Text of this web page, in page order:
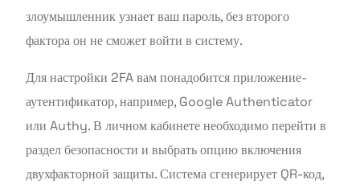
злоумышленник узнает ваш пароль, без второго
фактора он не сможет войти в систему.
Для настройки 2FA вам понадобится приложение-
аутентификатор, например, Google Authenticator
или Authy. В личном кабинете необходимо перейти в
раздел безопасности и выбрать опцию включения
двухфакторной защиты. Система сгенерирует QR-код,